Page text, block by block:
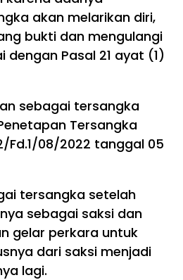
akan melarikan diri,
bukti dan mengulangi
dengan Pasal 21 ayat (1)
sebagai tersangka
Tersangka
Fd.1/08/2022 tanggal 05
tersangka setelah
sebagai saksi dan
gelar perkara untuk
dari saksi menjadi
lagi.